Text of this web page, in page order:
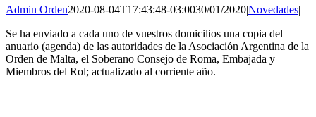
Admin Orden2020-08-04T17:43:48-03:0030/01/2020|Novedades|
Se ha enviado a cada uno de vuestros domicilios una copia del
anuario (agenda) de las autoridades de la Asociación Argentina de la
Orden de Malta, el Soberano Consejo de Roma, Embajada y
Miembros del Rol; actualizado al corriente año.